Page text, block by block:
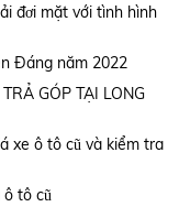
đơi mặt với tình hình
Đáng năm 2022
GÓP TẠI LONG
xe ô tô cũ và kiểm tra
ô tô cũ